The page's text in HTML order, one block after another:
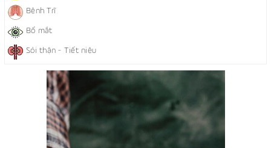
Bệnh Trĩ
Bổ mắt
Sỏi thận - Tiết niệu